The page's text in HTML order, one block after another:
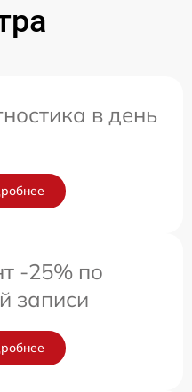
в день
-25% по
записи